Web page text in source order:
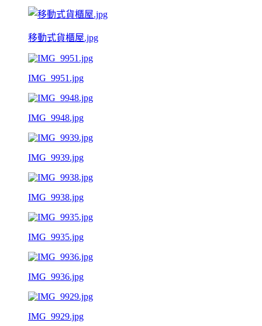
移動式貨櫃屋.jpg
IMG_9951.jpg
IMG_9948.jpg
IMG_9939.jpg
IMG_9938.jpg
IMG_9935.jpg
IMG_9936.jpg
IMG_9929.jpg